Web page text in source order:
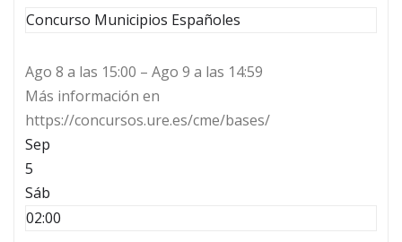
Concurso Municipios Españoles
Ago 8 a las 15:00 – Ago 9 a las 14:59
Más información en
https://concursos.ure.es/cme/bases/
Sep
5
Sáb
02:00